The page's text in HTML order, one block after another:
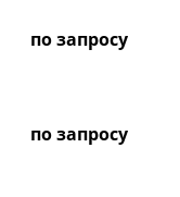
по запросу
по запросу